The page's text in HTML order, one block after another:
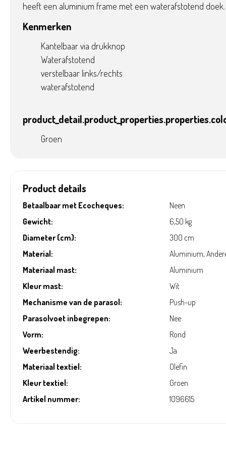
heeft een aluminium frame met een waterafstotend doek.
Kenmerken
Kantelbaar via drukknop
Waterafstotend
verstelbaar links/rechts
waterafstotend
Groen
Product details
Betaalbaar met Ecocheques:
Neen
Gewicht:
6,50 kg
Diameter (cm):
300 cm
Material:
Aluminium,
Materiaal mast:
Aluminium
Kleur mast:
Wit
Mechanisme van de parasol:
Push-up
Parasolvoet inbegrepen:
Nee
Vorm:
Rond
Weerbestendig:
Ja
Materiaal textiel:
Olefin
Kleur textiel:
Groen
Artikel nummer:
1096615